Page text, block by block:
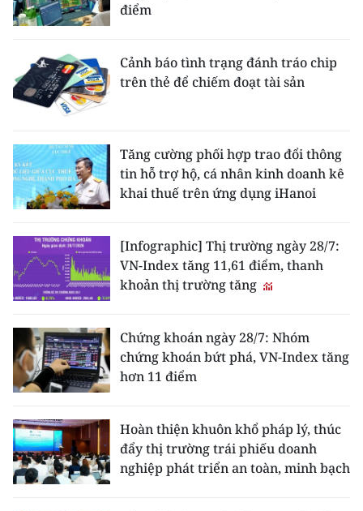
điểm
Cảnh báo tình trạng đánh tráo chip
trên thẻ để chiếm đoạt tài sản
Tăng cường phối hợp trao đổi thông
tin hỗ trợ hộ, cá nhân kinh doanh kê
khai thuế trên ứng dụng iHanoi
[Infographic] Thị trường ngày 28/7:
VN-Index tăng 11,61 điểm, thanh
khoản thị trường tăng
Chứng khoán ngày 28/7: Nhóm
chứng khoán bứt phá, VN-Index tăng
hơn 11 điểm
Hoàn thiện khuôn khổ pháp lý, thúc
đẩy thị trường trái phiếu doanh
nghiệp phát triển an toàn, minh bạch